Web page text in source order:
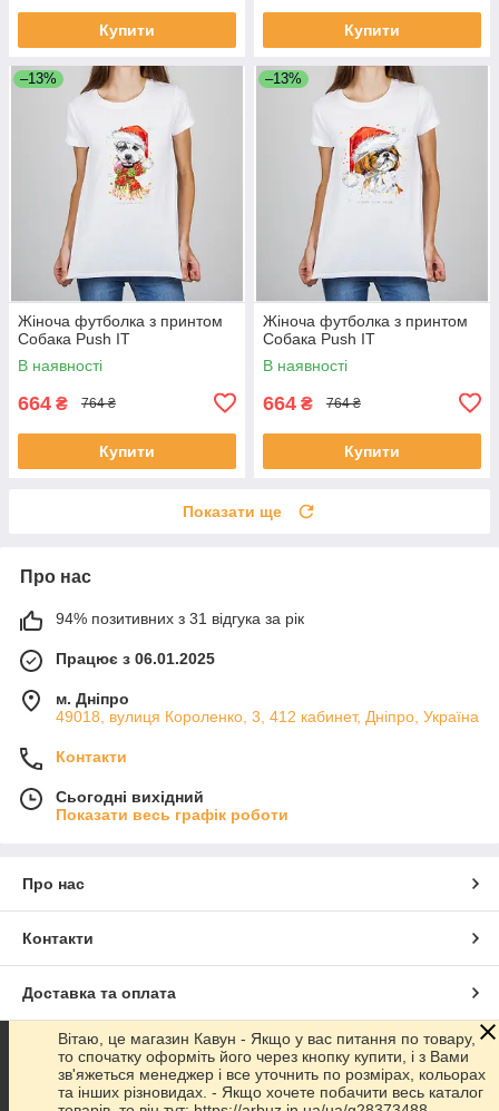
Купити Купити
–13%
Жіноча футболка з принтом
Собака Push IT
В наявності
664 ₴ 764 ₴
Купити
–13%
Жіноча футболка з принтом
Собака Push IT
В наявності
664 ₴ 764 ₴
Купити
Показати ще
Про нас
94% позитивних з 31 відгука за рік
Працює з 06.01.2025
м. Дніпро
49018, вулиця Короленко, 3, 412 кабинет, Дніпро, Україна
Контакти
Сьогодні вихідний
Показати весь графік роботи
Про нас
Контакти
Доставка та оплата
Графік роботи
Повна версія сайту
Вітаю, це магазин Кавун - Якщо у вас питання по товару,
то спочатку оформіть його через кнопку купити, і з Вами
зв'яжеться менеджер і все уточнить по розмірах, кольорах
та інших різновидах. - Якщо хочете побачити весь каталог